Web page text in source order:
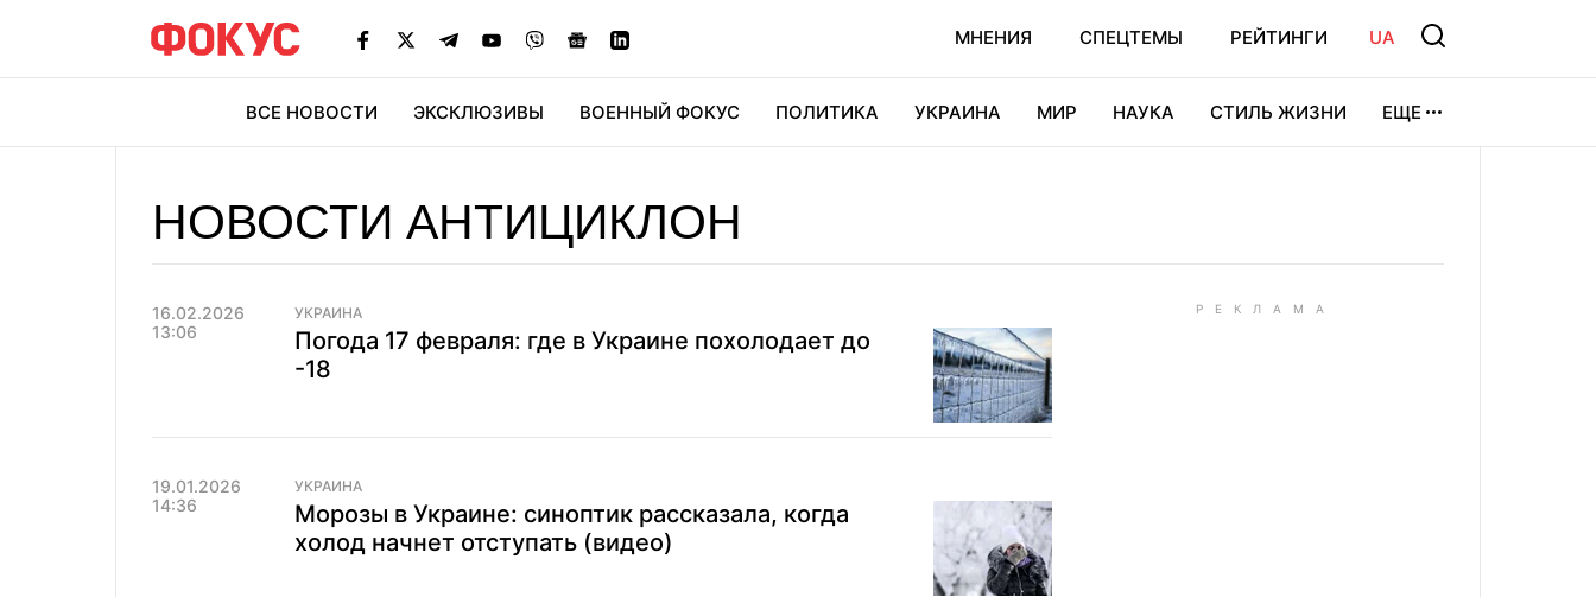
МНЕНИЯ СПЕЦТЕМЫ РЕЙТИНГИ UA
ВСЕ НОВОСТИ ЭКСКЛЮЗИВЫ ВОЕННЫЙ ФОКУС ПОЛИТИКА УКРАИНА МИР НАУКА СТИЛЬ ЖИЗНИ ЕЩЕ
НОВОСТИ АНТИЦИКЛОН
16.02.2026
13:06
УКРАИНА
Погода 17 февраля: где в Украине похолодает до
-18
19.01.2026
14:36
УКРАИНА
Морозы в Украине: синоптик рассказала, когда
холод начнет отступать (видео)